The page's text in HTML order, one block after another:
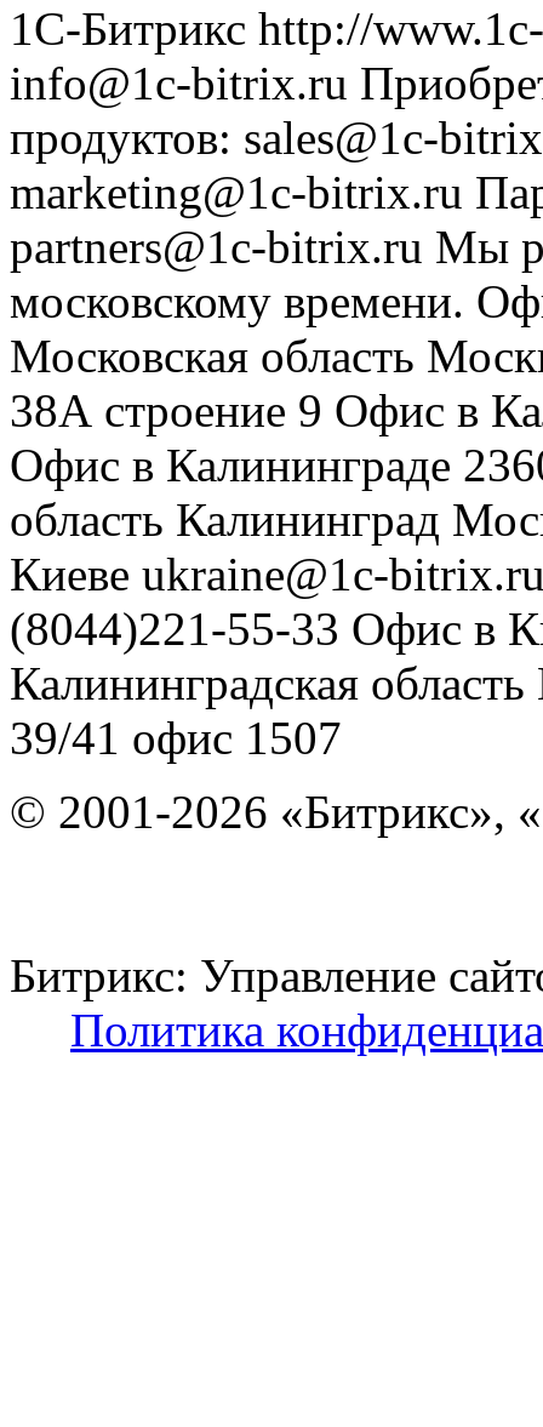
1С-Битрикс http://
info@1c-bitrix.ru
продуктов: sales@1c-
marketing@1c-bitrix.ru
partners@1c-bitrix.ru Мы
московскому времени.
Московская область
38А строение 9 Офис в
Офис в Калининграде
область Калининград
Киеве ukraine@1c-
(8044)221-55-33 Офис в
Калининградская область
39/41 офис 1507
© 2001-2026 «Битрикс»,
Битрикс: Управление
Политика